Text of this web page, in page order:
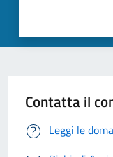
Contatta il
Leggi le